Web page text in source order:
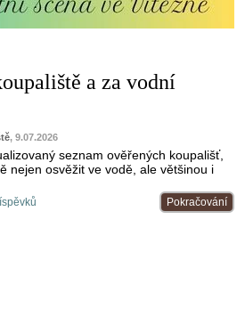
a za vodní
, 9.07.2026
seznam ověřených koupališť,
nejen osvěžit ve vodě, ale většinou i
Pokračování